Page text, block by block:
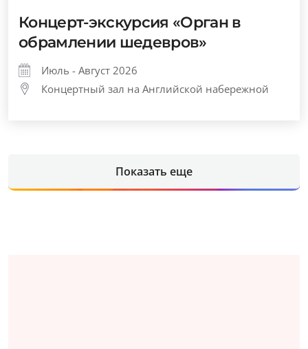
Концерт-экскурсия «Орган в
обрамлении шедевров»
Июль - Август 2026
Концертный зал на Английской набережной
Показать еще